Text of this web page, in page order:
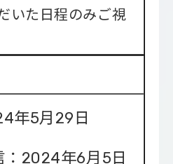
いた日程のみご視
年5月29日
：2024年6月5日